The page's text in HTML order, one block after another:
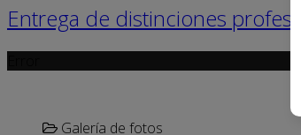
Entrega de distinciones
Galería de fotos